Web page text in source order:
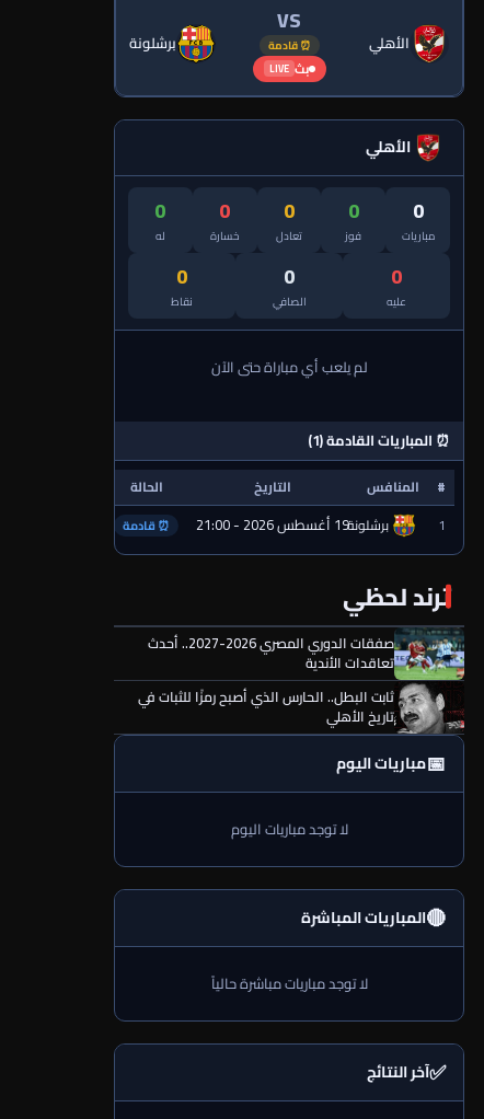
الأهلي
VS
⏰ قادمة
بث LIVE
برشلونة
الأهلي
0
مباريات
0
فوز
0
تعادل
0
خسارة
0
له
0
عليه
0
الصافي
0
نقاط
لم يلعب أي مباراة حتى الآن
⏰ المباريات القادمة (1)
# المنافس التاريخ
الحالة
1
برشلونة19 أغسطس 2026 - 21:00 ⏰ قادمة
ترند لحظي
صفقات الدوري المصري 2026-2027.. أحدث
تعاقدات الأندية
ثابت البطل.. الحارس الذي أصبح رمزًا للثبات في
تاريخ الأهلي
📅مباريات اليوم
لا توجد مباريات اليوم
🔴المباريات المباشرة
لا توجد مباريات مباشرة حالياً
✅آخر النتائج